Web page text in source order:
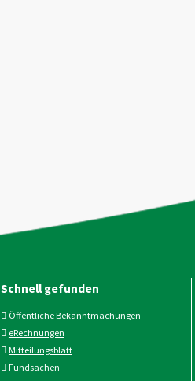
Schnell gefunden
Öffentliche Bekanntmachungen
eRechnungen
Mitteilungsblatt
Fundsachen